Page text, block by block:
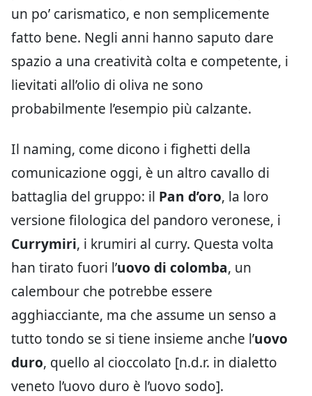
un po’ carismatico, e non semplicemente
fatto bene. Negli anni hanno saputo dare
spazio a una creatività colta e competente, i
lievitati all’olio di oliva ne sono
probabilmente l’esempio più calzante.
Il naming, come dicono i fighetti della
comunicazione oggi, è un altro cavallo di
battaglia del gruppo: il Pan d’oro, la loro
versione filologica del pandoro veronese, i
Currymiri, i krumiri al curry. Questa volta
han tirato fuori l’uovo di colomba, un
calembour che potrebbe essere
agghiacciante, ma che assume un senso a
tutto tondo se si tiene insieme anche l’uovo
duro, quello al cioccolato [n.d.r. in dialetto
veneto l’uovo duro è l’uovo sodo].